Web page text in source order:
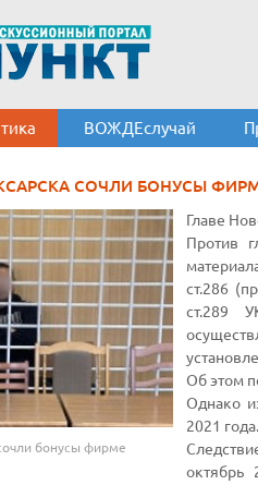
ВОЖДЕслучай
СОЧЛИ БОНУСЫ
бонусы фирме
Главе
Против
ст.286
ст.289
Об этом
Однако
2021 года.
октябрь